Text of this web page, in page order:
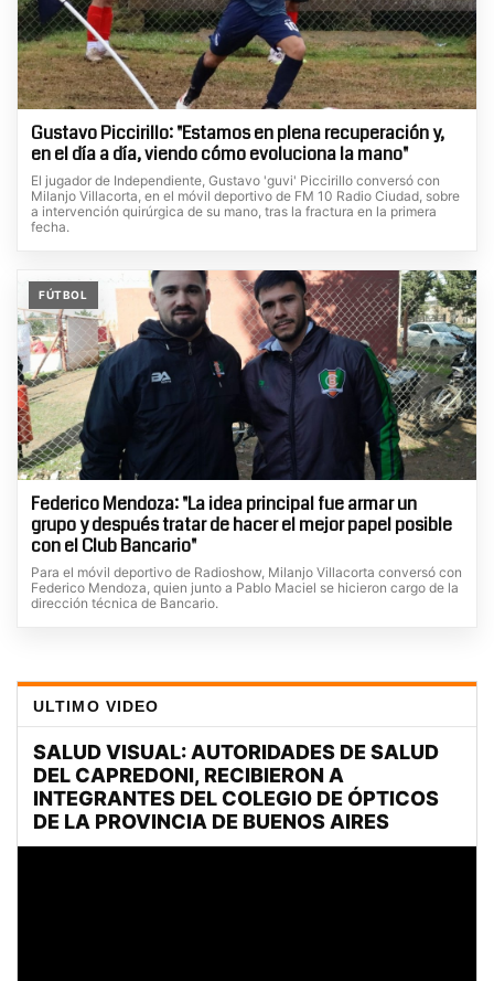
Gustavo Piccirillo: "Estamos en plena recuperación y,
en el día a día, viendo cómo evoluciona la mano"
El jugador de Independiente, Gustavo 'guvi' Piccirillo conversó con
Milanjo Villacorta, en el móvil deportivo de FM 10 Radio Ciudad, sobre
a intervención quirúrgica de su mano, tras la fractura en la primera
fecha.
FÚTBOL
Federico Mendoza: "La idea principal fue armar un
grupo y después tratar de hacer el mejor papel posible
con el Club Bancario"
Para el móvil deportivo de Radioshow, Milanjo Villacorta conversó con
Federico Mendoza, quien junto a Pablo Maciel se hicieron cargo de la
dirección técnica de Bancario.
ULTIMO VIDEO